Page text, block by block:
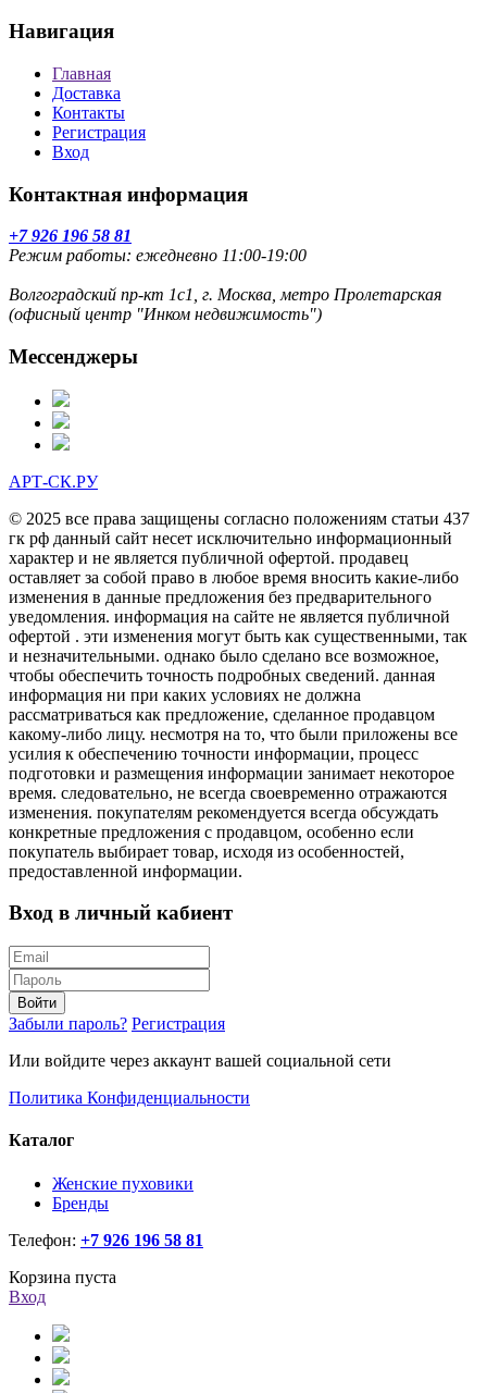
Навигация
Главная
Доставка
Контакты
Регистрация
Вход
Контактная информация
+7 926 196 58 81
Режим работы: ежедневно 11:00-19:00
Волгоградский пр-кт 1с1, г. Москва, метро Пролетарская
(офисный центр "Инком недвижимость")
Мессенджеры
АРТ-СК.РУ
© 2025 все права защищены согласно положениям статьи 437
гк рф данный сайт несет исключительно информационный
характер и не является публичной офертой. продавец
оставляет за собой право в любое время вносить какие-либо
изменения в данные предложения без предварительного
уведомления. информация на сайте не является публичной
офертой . эти изменения могут быть как существенными, так
и незначительными. однако было сделано все возможное,
чтобы обеспечить точность подробных сведений. данная
информация ни при каких условиях не должна
рассматриваться как предложение, сделанное продавцом
какому-либо лицу. несмотря на то, что были приложены все
усилия к обеспечению точности информации, процесс
подготовки и размещения информации занимает некоторое
время. следовательно, не всегда своевременно отражаются
изменения. покупателям рекомендуется всегда обсуждать
конкретные предложения с продавцом, особенно если
покупатель выбирает товар, исходя из особенностей,
предоставленной информации.
Вход в личный кабиент
Войти
Забыли пароль? Регистрация
Или войдите через аккаунт вашей социальной сети
Политика Конфиденциальности
Каталог
Женские пуховики
Бренды
Телефон: +7 926 196 58 81
Корзина пуста
Вход